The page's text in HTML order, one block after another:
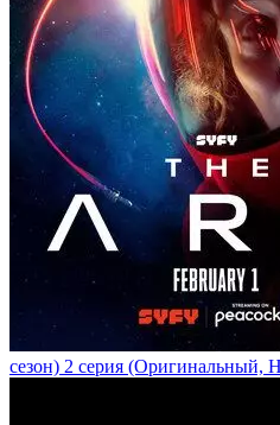
сезон) 2 серия (Оригинальный,